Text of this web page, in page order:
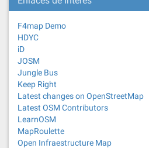
F4map Demo
HDYC
iD
JOSM
Jungle Bus
Keep Right
Latest changes on OpenStreetMap
Latest OSM Contributors
LearnOSM
MapRoulette
Open Infraestructure Map